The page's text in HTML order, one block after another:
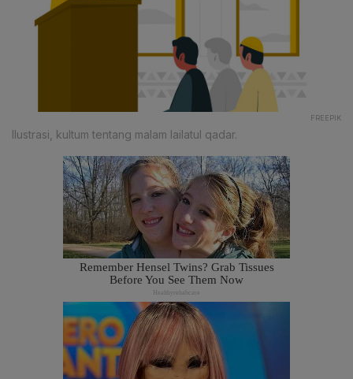
FREEPIK
Ilustrasi, kultum tentang malam lailatul qadar.